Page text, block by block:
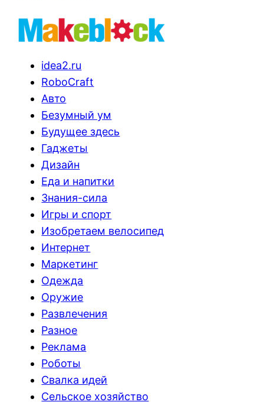
idea2.ru
RoboCraft
Авто
Безумный ум
Будущее здесь
Гаджеты
Дизайн
Еда и напитки
Знания-сила
Игры и спорт
Изобретаем велосипед
Интернет
Маркетинг
Одежда
Оружие
Развлечения
Разное
Реклама
Роботы
Свалка идей
Сельское хозяйство